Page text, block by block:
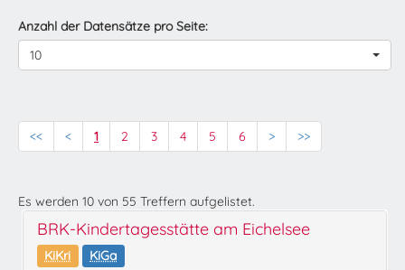
Anzahl der Datensätze pro Seite:
10
<< < 1 2 3 4 5 6 > >>
Es werden 10 von 55 Treffern aufgelistet.
BRK-Kindertagesstätte am Eichelsee
KiKri
KiGa